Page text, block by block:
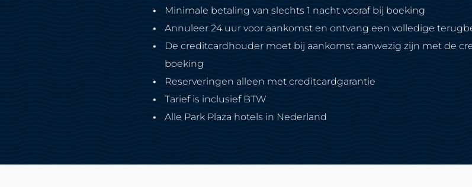
Minimale betaling van slechts 1 nacht vooraf bij boeking
Annuleer 24 uur voor aankomst en ontvang een volledige
De creditcardhouder moet bij aankomst aanwezig zijn met de
boeking
Reserveringen alleen met creditcardgarantie
Tarief is inclusief BTW
Alle Park Plaza hotels in Nederland